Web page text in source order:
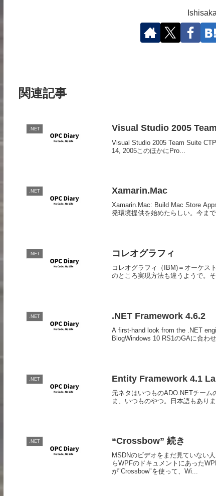
関連記事
.NET Visual Studio 2005
Visual Studio 2005 Team Suite
14, 2005このほかにPro...
.NET Xamarin.Mac
Xamarin.Mac: Build Mac Store
発環境提供を始めたらしい。今ま
.NET コレオグラフィ
コレオグラフィ（IBM)＝オーケス
のところ実現方法も違うようで。
.NET .NET Framework 4.6.2
A first-hand look from the .NET
BlogWindows 10 RS1のGAに合わせ
.NET Entity Framework 4.1
元ネタはいつものADO.NETチーム
ま、いつものやつ。日本語もあり
.NET “Crossbow” 続き
MSDNのビデオをまだ見ていない
らWPFのドキュメントにあった
が"Crossbow"を使って、Wi...